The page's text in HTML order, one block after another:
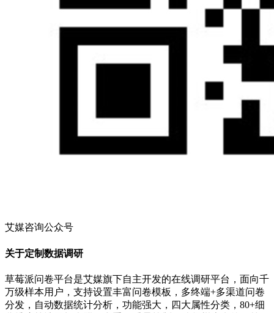
艾媒咨询公众号
关于定制数据调研
草莓派问卷平台是艾媒旗下自主开发的在线调研平台，面向千
万级样本用户，支持设置丰富问卷模板，多终端+多渠道问卷
分发，自动数据统计分析，功能强大，四大属性分类，80+细